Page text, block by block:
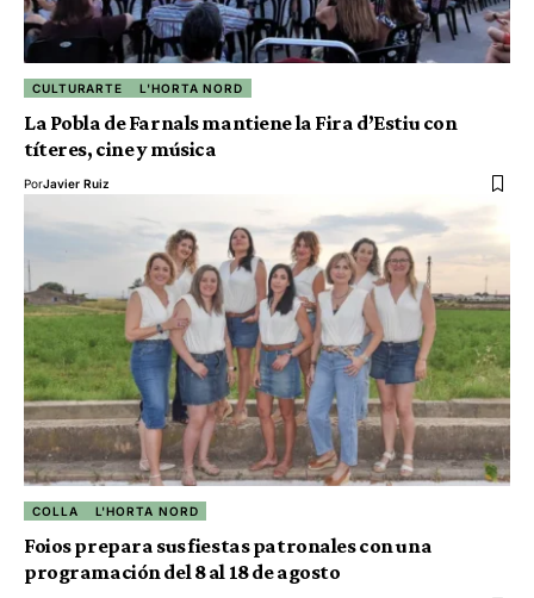
CULTURARTE L'HORTA NORD
La Pobla de Farnals mantiene la Fira d’Estiu con
títeres, cine y música
PorJavier Ruiz
COLLA L'HORTA NORD
Foios prepara sus fiestas patronales con una
programación del 8 al 18 de agosto